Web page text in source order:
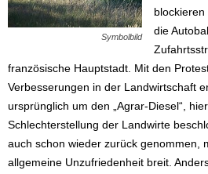
Symbolbild
die
französische Hauptstadt. Mit den
Verbesserungen in der Landwirtschaft
ursprünglich um den „Agrar-Diesel“,
Schlechterstellung der Landwirte
auch schon wieder zurück genommen,
allgemeine Unzufriedenheit breit.